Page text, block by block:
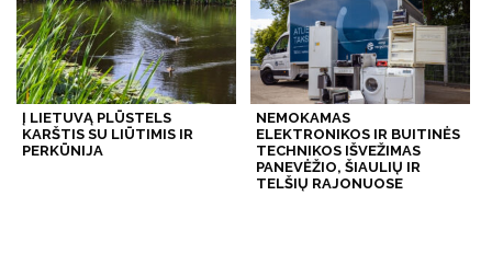
Į LIETUVĄ PLŪSTELS
KARŠTIS SU LIŪTIMIS IR
PERKŪNIJA
NEMOKAMAS
ELEKTRONIKOS IR BUITINĖS
TECHNIKOS IŠVEŽIMAS
PANEVĖŽIO, ŠIAULIŲ IR
TELŠIŲ RAJONUOSE